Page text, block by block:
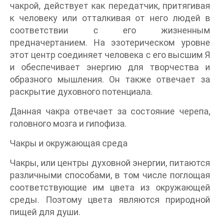
чакрой, действует как передатчик, притягивая
к человеку или отталкивая от него людей в
соответствии с его жизненным
предначертанием. На эзотерическом уровне
этот центр соединяет человека с его высшим Я
и обеспечивает энергию для творчества и
образного мышления. Он также отвечает за
раскрытие духовного потенциала.
Данная чакра отвечает за состояние черепа,
головного мозга и гипофиза.
Чакры и окружающая среда
Чакры, или центры духовной энергии, питаются
различными способами, в том числе поглощая
соответствующие им цвета из окружающей
среды. Поэтому цвета являются природной
пищей для души.